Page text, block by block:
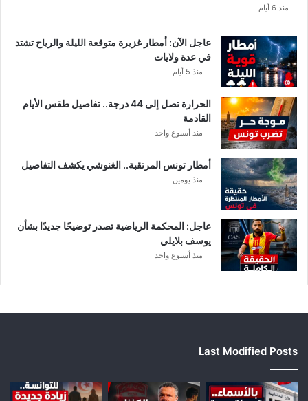
ا
ر
ة
ا
د
خ
ل
ي
ة
منذ 6 أيام
عاجل الآن: أمطار غزيرة متوقعة الليلة والرياح تشتد
في عدة ولايات
منذ 5 أيام
الحرارة تصل إلى 44 درجة.. تفاصيل طقس الأيام
القادمة
منذ أسبوع واحد
أمطار تونس المرتقبة.. الغنوشي يكشف التفاصيل
منذ يومين
عاجل: المحكمة الرياضية تصدر توضيحًا جديدًا بشأن
يوسف بلايلي
منذ أسبوع واحد
Last Modified Posts